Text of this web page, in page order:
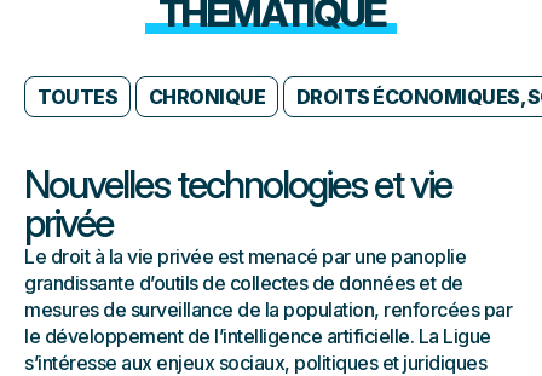
THÉMATIQUE
TOUTES CHRONIQUE DROITS ÉCONOMIQUES,
Nouvelles technologies et vie
privée
Le droit à la vie privée est menacé par une panoplie
grandissante d’outils de collectes de données et de
mesures de surveillance de la population, renforcées par
le développement de l’intelligence artificielle. La Ligue
s’intéresse aux enjeux sociaux, politiques et juridiques